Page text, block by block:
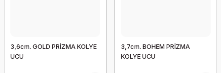
3,6cm. GOLD PRİZMA KOLYE
UCU
3,7cm. BOHEM PRİZMA
KOLYE UCU